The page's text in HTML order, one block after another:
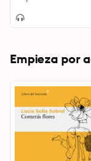
Empieza por